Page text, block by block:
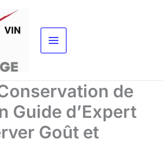
de
Guide d’Expert
Goût et